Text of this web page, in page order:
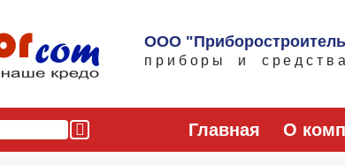
ООО
приборы и
Главная О